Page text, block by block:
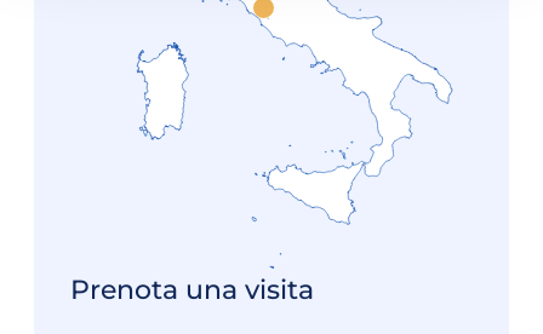
J MEDICAL
Prenota una visita